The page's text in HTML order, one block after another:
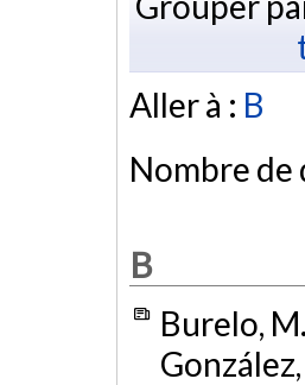
Aller à : B
Nombre de
B
Burelo,